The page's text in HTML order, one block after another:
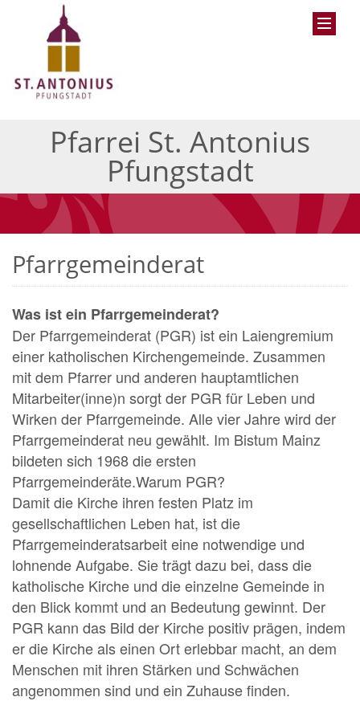
Pfarrei St. Antonius
Pfungstadt
Pfarrgemeinderat
Was ist ein Pfarrgemeinderat?
Der Pfarrgemeinderat (PGR) ist ein Laiengremium
einer katholischen Kirchengemeinde. Zusammen
mit dem Pfarrer und anderen hauptamtlichen
Mitarbeiter(inne)n sorgt der PGR für Leben und
Wirken der Pfarrgemeinde. Alle vier Jahre wird der
Pfarrgemeinderat neu gewählt. Im Bistum Mainz
bildeten sich 1968 die ersten
Pfarrgemeinderäte.Warum PGR?
Damit die Kirche ihren festen Platz im
gesellschaftlichen Leben hat, ist die
Pfarrgemeinderatsarbeit eine notwendige und
lohnende Aufgabe. Sie trägt dazu bei, dass die
katholische Kirche und die einzelne Gemeinde in
den Blick kommt und an Bedeutung gewinnt. Der
PGR kann das Bild der Kirche positiv prägen, indem
er die Kirche als einen Ort erlebbar macht, an dem
Menschen mit ihren Stärken und Schwächen
angenommen sind und ein Zuhause finden.